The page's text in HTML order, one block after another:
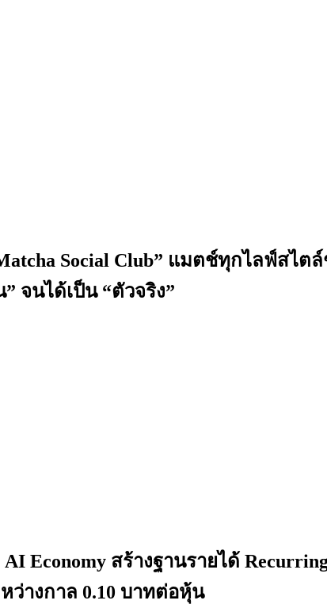
Social Club” แมตช์ทุกไลฟ์สไต
จนได้เป็น “ตัวจริง”
Economy สร้างฐานรายได้
ว่างกาล 0.10 บาทต่อหุ้น